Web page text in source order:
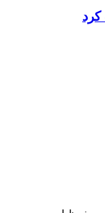
کرد